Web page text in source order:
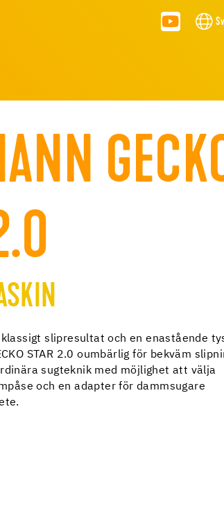
slipresultat och en enastående
STAR 2.0 oumbärlig för bekväm
sugteknik med möjlighet att välja
och en adapter för dammsugare